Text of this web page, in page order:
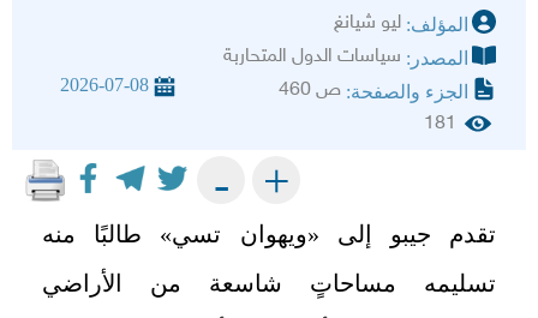
المؤلف: ليو شيانغ
المصدر: سياسات الدول المتحاربة
الجزء والصفحة: ص 460 2026-07-08
181
+
-
تقدم جيبو إلى «ويهوان تسي» طالبًا منه
تسليمه مساحاتٍ شاسعة من الأراضي